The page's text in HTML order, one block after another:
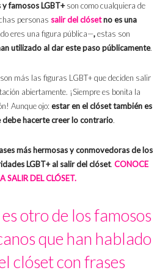
y famosos LGBT+son como cualquiera de
personas salir del clósetno es una
eres una figura pública—,estas son
utilizado al dar este paso públicamente.
más las figuras LGBT+ que deciden salir
abiertamente. ¡Siempre es bonita la
Aunque ojo: estar en el clóset también es
debe hacerte creer lo contrario.
más hermosas y conmovedoras de los
LGBT+ al salir del clóset. CONOCE
SALIR DEL CLÓSET.
otro de los famosos
que han hablado
clóset con frases